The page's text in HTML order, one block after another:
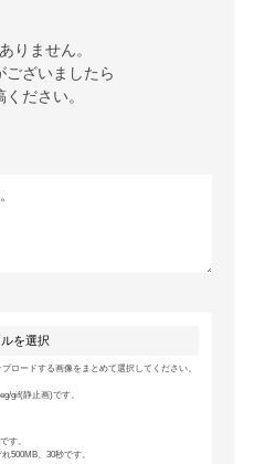
りません。
ございましたら
ださい。
を選択
ロードする画像をまとめて選択してください。
gif(静止画)です。
す。
500MB、30秒です。